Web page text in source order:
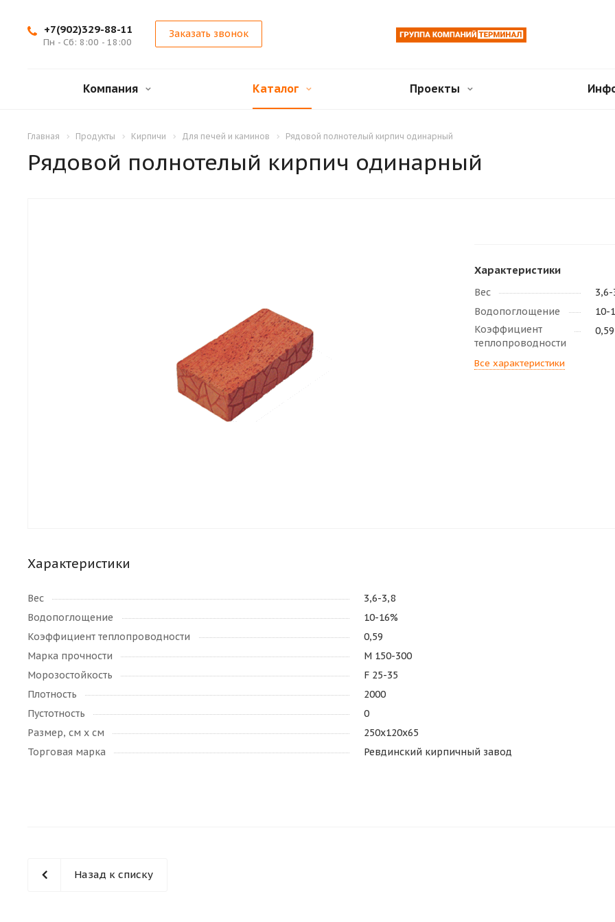
+7(902)329-88-11
Пн - Сб: 8:00 - 18:00
Заказать звонок
Компания Каталог Проекты
Главная Продукты Кирпичи Для печей и каминов Рядовой полнотелый кирпич одинарный
Рядовой полнотелый кирпич одинарный
Характеристики
Вес
Водопоглощение
10-
Коэффициент
теплопроводности
0,59
Все характеристики
Характеристики
Вес
3,6-3,8
Водопоглощение
10-16%
Коэффициент теплопроводности
0,59
Марка прочности
М 150-300
Морозостойкость
F 25-35
Плотность
2000
Пустотность
0
Размер, см х см
250х120х65
Торговая марка
Ревдинский кирпичный завод
Назад к списку